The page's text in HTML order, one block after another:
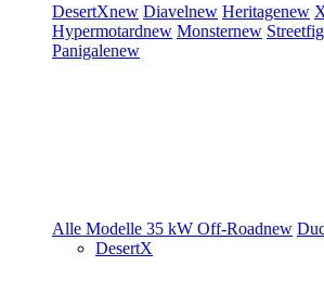
DesertXnew Diavelnew Heritagenew
Hypermotardnew Monsternew
Panigalenew
Alle Modelle 35 kW Off-Roadnew
DesertX